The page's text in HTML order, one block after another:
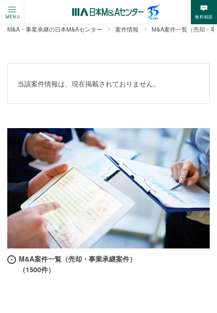
MENU 無料相談
M&A・事業承継の日本M&Aセンター 案件情報 M&A案件一覧（売却・
当該案件情報は、現在掲載されておりません。
M&A案件一覧（売却・事業承継案件）
（1500件）